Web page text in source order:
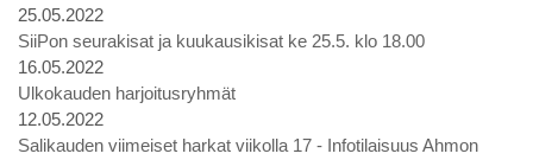
25.05.2022
SiiPon seurakisat ja kuukausikisat ke 25.5. klo 18.00
16.05.2022
Ulkokauden harjoitusryhmät
12.05.2022
Salikauden viimeiset harkat viikolla 17 - Infotilaisuus Ahmon